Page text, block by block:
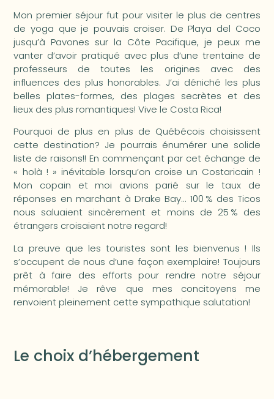
Mon premier séjour fut pour visiter le plus de centres
de yoga que je pouvais croiser. De Playa del Coco
jusqu’à Pavones sur la Côte Pacifique, je peux me
vanter d’avoir pratiqué avec plus d’une trentaine de
professeurs de toutes les origines avec des
influences des plus honorables. J’ai déniché les plus
belles plates-formes, des plages secrètes et des
lieux des plus romantiques! Vive le Costa Rica!
Pourquoi de plus en plus de Québécois choisissent
cette destination? Je pourrais énumérer une solide
liste de raisons!! En commençant par cet échange de
« holà ! » inévitable lorsqu’on croise un Costaricain !
Mon copain et moi avions parié sur le taux de
réponses en marchant à Drake Bay… 100 % des Ticos
nous saluaient sincèrement et moins de 25 % des
étrangers croisaient notre regard!
La preuve que les touristes sont les bienvenus ! Ils
s’occupent de nous d’une façon exemplaire! Toujours
prêt à faire des efforts pour rendre notre séjour
mémorable! Je rêve que mes concitoyens me
renvoient pleinement cette sympathique salutation!
Le choix d’hébergement